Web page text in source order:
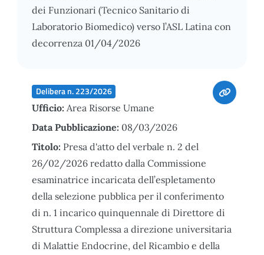
dei Funzionari (Tecnico Sanitario di
Laboratorio Biomedico) verso l’ASL Latina con
decorrenza 01/04/2026
Delibera n. 223/2026
Ufficio: Area Risorse Umane
Data Pubblicazione: 08/03/2026
Titolo: Presa d'atto del verbale n. 2 del
26/02/2026 redatto dalla Commissione
esaminatrice incaricata dell’espletamento
della selezione pubblica per il conferimento
di n. 1 incarico quinquennale di Direttore di
Struttura Complessa a direzione universitaria
di Malattie Endocrine, del Ricambio e della